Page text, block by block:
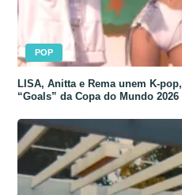
POP
LISA, Anitta e Rema unem K-
“Goals” da Copa do Mundo 2026